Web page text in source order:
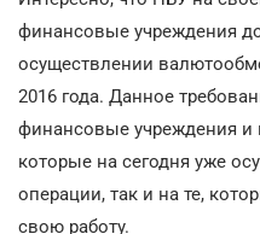
финансовые учреждения
осуществлении
2016 года. Данное
финансовые учреждения и
которые на сегодня уже
операции, так и на те,
свою работу.